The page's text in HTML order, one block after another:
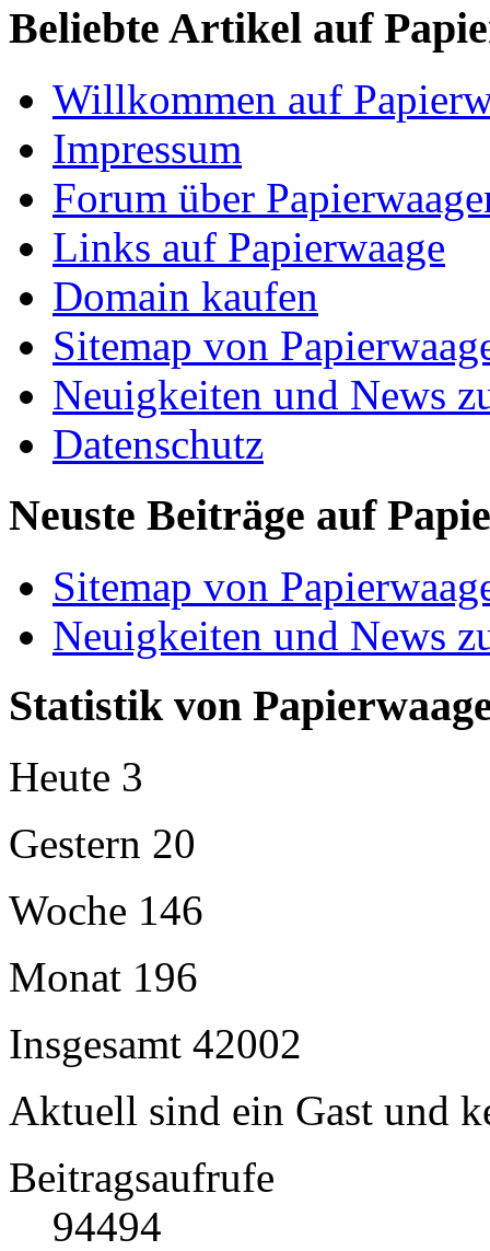
Beliebte Artikel auf
Willkommen auf
Impressum
Forum über
Links auf Papierwaage
Domain kaufen
Sitemap von
Neuigkeiten und News
Datenschutz
Neuste Beiträge auf
Sitemap von
Neuigkeiten und News
Statistik von
Heute 3
Gestern 20
Woche 146
Monat 196
Insgesamt 42002
Aktuell sind ein Gast und
Beitragsaufrufe
94494